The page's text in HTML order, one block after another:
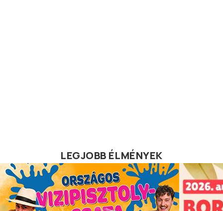
LEGJOBB ÉLMÉNYEK